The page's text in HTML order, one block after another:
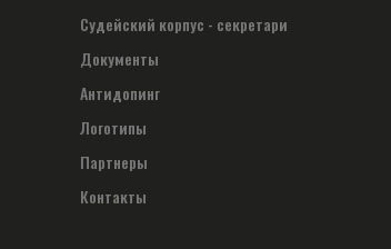
Судейский корпус - секретари
Документы
Антидопинг
Логотипы
Партнеры
Контакты